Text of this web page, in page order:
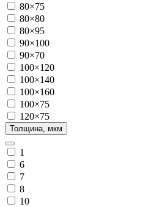
80×75
80×80
80×95
90×100
90×70
100×120
100×140
100×160
100×75
120×75
Толщина, мкм
1
6
7
8
10